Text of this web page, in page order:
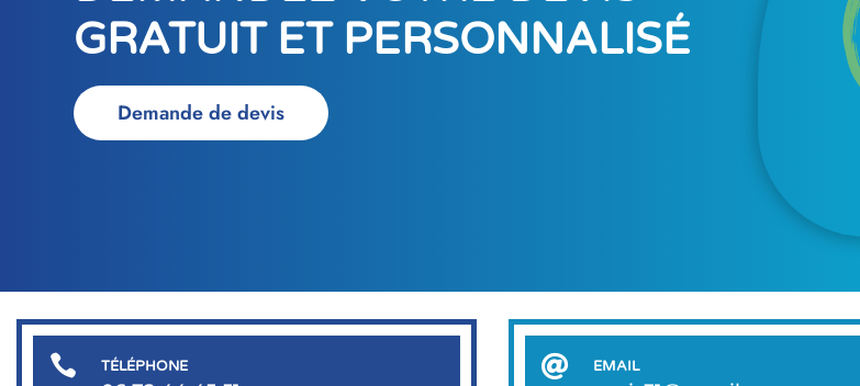
GRATUIT ET PERSONNALISÉ
Demande de devis
 TÉLÉPHONE  EMAIL